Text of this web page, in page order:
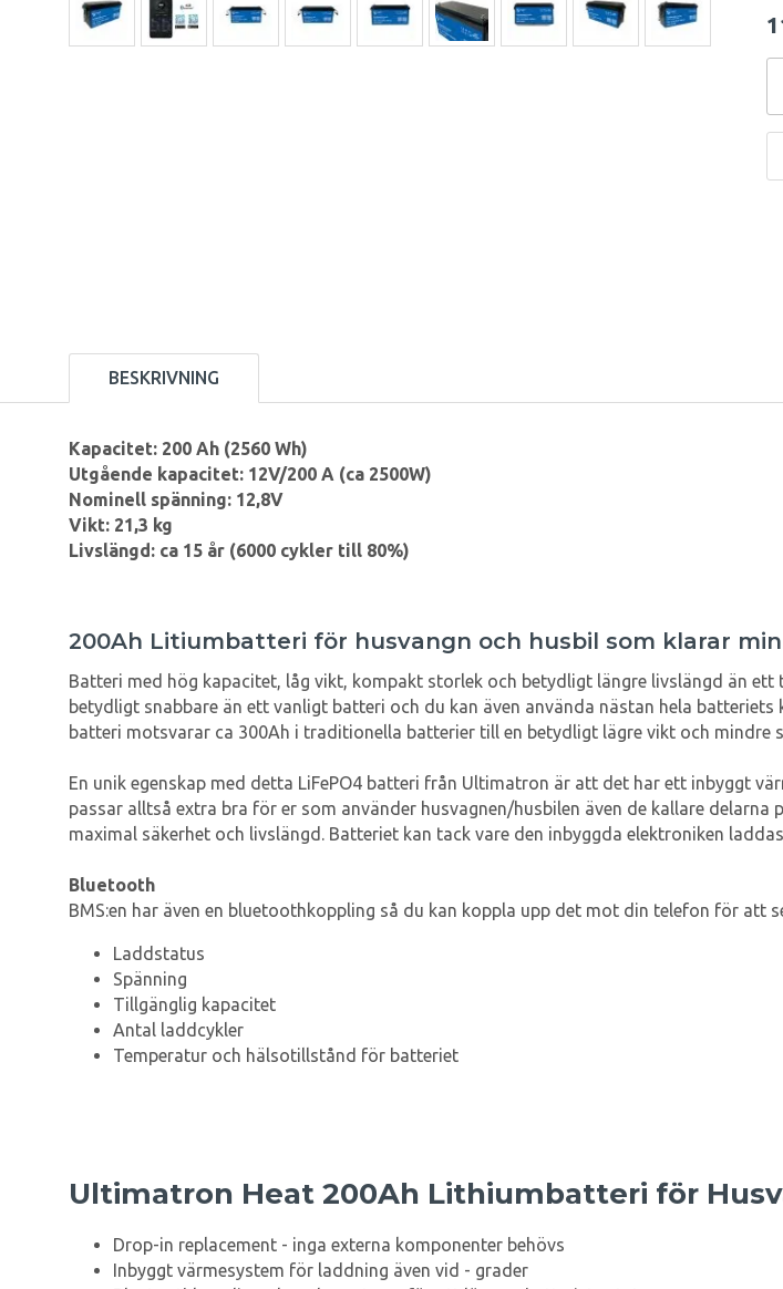
BESKRIVNING
Kapacitet: 200 Ah (2560 Wh)
Utgående kapacitet: 12V/200 A (ca 2500W)
Nominell spänning: 12,8V
Vikt: 21,3 kg
Livslängd: ca 15 år (6000 cykler till 80%)
200Ah Litiumbatteri för husvangn och husbil som klarar
Batteri med hög kapacitet, låg vikt, kompakt storlek och betydligt längre livslängd än
betydligt snabbare än ett vanligt batteri och du kan även använda nästan hela
batteri motsvarar ca 300Ah i traditionella batterier till en betydligt lägre vikt och mindre
En unik egenskap med detta LiFePO4 batteri från Ultimatron är att det har ett inbyggt
passar alltså extra bra för er som använder husvagnen/husbilen även de kallare
maximal säkerhet och livslängd. Batteriet kan tack vare den inbyggda elektroniken
Bluetooth
BMS:en har även en bluetoothkoppling så du kan koppla upp det mot din telefon för att
Laddstatus
Spänning
Tillgänglig kapacitet
Antal laddcykler
Temperatur och hälsotillstånd för batteriet
Ultimatron Heat 200Ah Lithiumbatteri för
Drop-in replacement - inga externa komponenter behövs
Inbyggt värmesystem för laddning även vid - grader